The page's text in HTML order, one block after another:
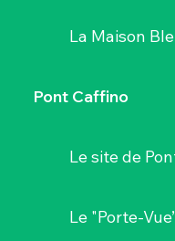
La Maison
Pont Caffino
Le site de
Le "Porte-
ses partenaires
sur 3
années :
nantais
Nantais et
763KB